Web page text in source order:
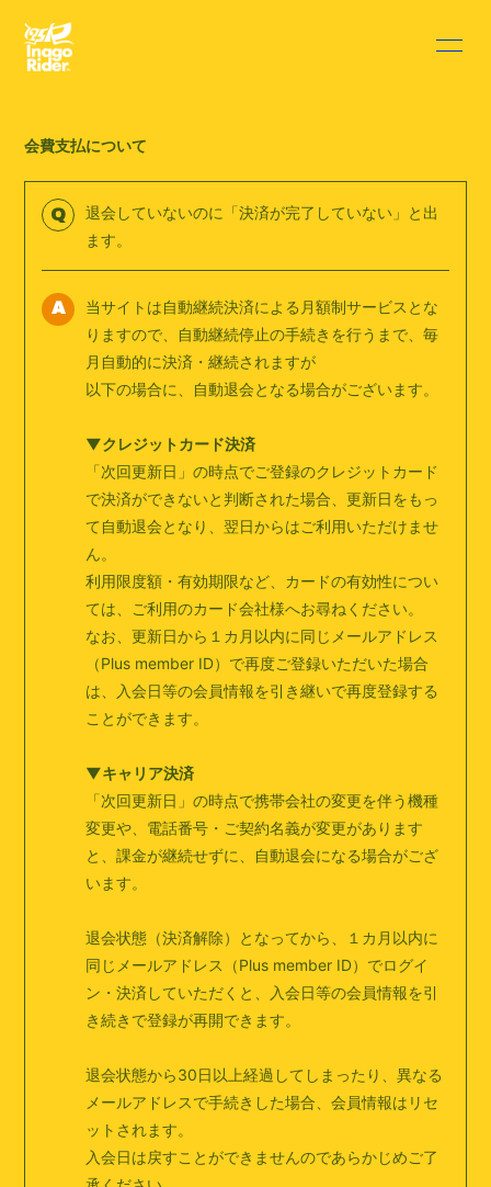
SCHEDULE
DISCOGRAPHY VIDEO
RADIO PHOTO
Q&A
会員登録 ログイン
会費支払について
Q
退会していないのに「決済が完了していない」と出
ます。
A
当サイトは自動継続決済による月額制サービスとな
りますので、自動継続停止の手続きを行うまで、毎
月自動的に決済・継続されますが
以下の場合に、自動退会となる場合がございます。
▼クレジットカード決済
「次回更新日」の時点でご登録のクレジットカード
で決済ができないと判断された場合、更新日をもっ
て 自動退会となり、翌日からはご利用いただけませ
ん。
利用限度額・有効期限など、カードの有効性につい
ては、ご利用のカード会社様へお尋ねください。
なお、更新日から１カ月以内に同じメールアドレス
（Plus member ID）で再度ご登録いただいた場合
は、入会日等の会員情報を引き継いで再度登録する
ことができます。
▼キャリア決済
「次回更新日」の時点で携帯会社の変更を伴う機種
変更や、電話番号・ご契約名義が変更があります
と、課金が継続せずに、自動退会になる場合がござ
います。
退会状態（決済解除）となってから、１カ月以内に
同じメールアドレス（Plus member ID）でログイ
ン・決済していただくと、入会日等の会員情報を引
き続きで登録が再開できます。
退会状態から30日以上経過してしまったり、異なる
メールアドレスで手続きした場合、会員情報はリセ
ットされます。
入会日は戻すことができませんのであらかじめご了